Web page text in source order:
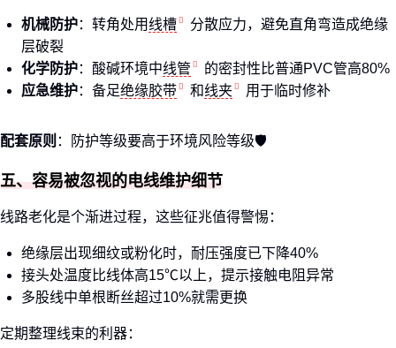
机械防护：转角处用线槽
分散应力，避免直角弯造成绝缘
层破裂
化学防护：酸碱环境中线管
的密封性比普通PVC管高80%
应急维护：备足绝缘胶带 和线夹 用于临时修补
配套原则 ：防护等级要高于环境风险等级🛡️
五、容易被忽视的电线维护细节
线路老化是个渐进过程，这些征兆值得警惕：
绝缘层出现细纹或粉化时，耐压强度已下降40%
接头处温度比线体高15℃以上，提示接触电阻异常
多股线中单根断丝超过10%就需更换
定期整理线束的利器：